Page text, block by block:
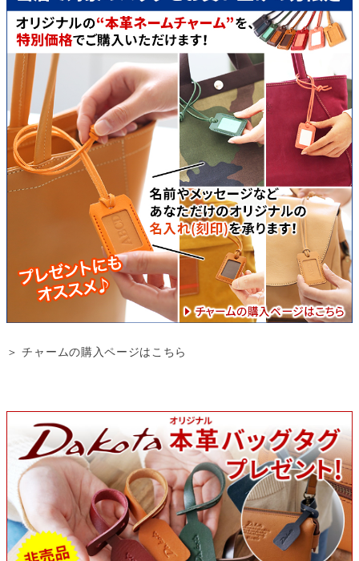
＞ チャームの購入ページはこちら